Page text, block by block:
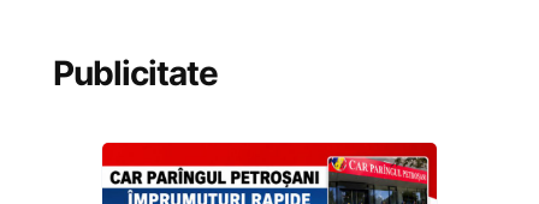
Publicitate